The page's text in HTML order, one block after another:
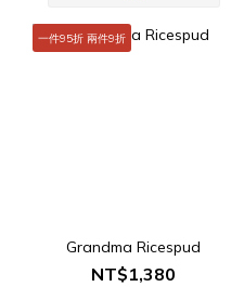
一件95折 兩件9折
Grandma Ricespud
NT$1,380